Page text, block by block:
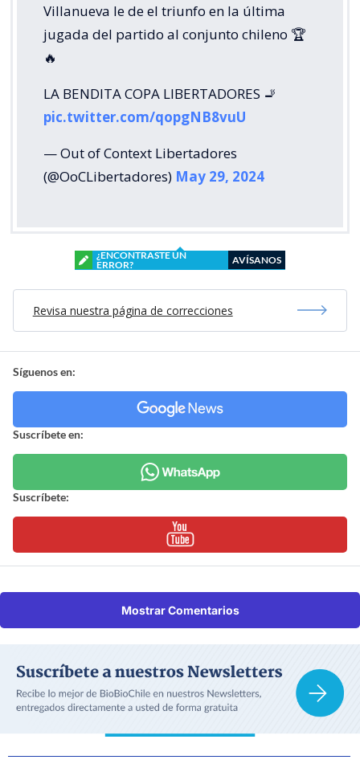
Villanueva le de el triunfo en la última
jugada del partido al conjunto chileno 🏆
🔥
LA BENDITA COPA LIBERTADORES 🚬
pic.twitter.com/qopgNB8vuU
— Out of Context Libertadores
(@OoCLibertadores) May 29, 2024
¿ENCONTRASTE UN
ERROR?
AVÍSANOS
Revisa nuestra página de correcciones
Síguenos en:
Suscríbete en:
Suscríbete:
Mostrar Comentarios